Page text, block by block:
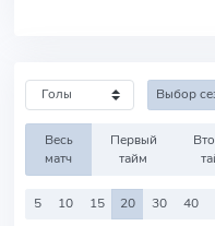
Выбор
Весь
матч
Первый
тайм
5 10 15 20 30 40